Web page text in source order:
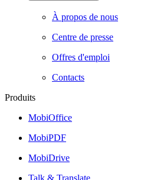
À propos de nous
Centre de presse
Offres d'emploi
Contacts
Produits
MobiOffice
MobiPDF
MobiDrive
Talk & Translate